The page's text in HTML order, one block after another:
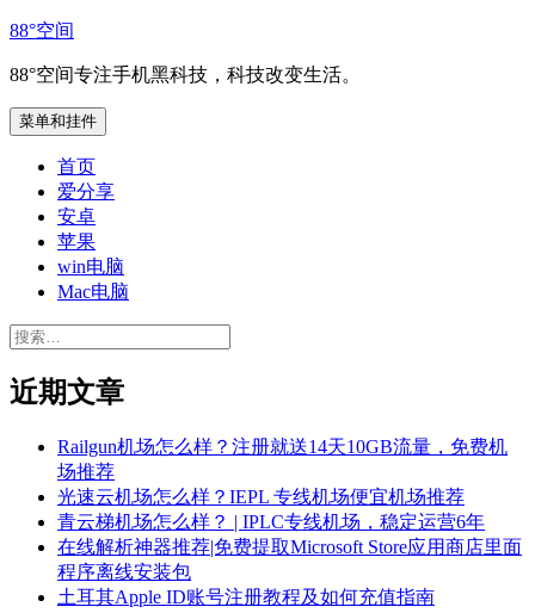
跳
内
容
88°空间
88°空间专注手机黑科技，科技改变生活。
菜单和挂件
首页
爱分享
安卓
苹果
win电脑
Mac电脑
搜
近期文章
Railgun机场怎么样？注册就送14天10GB流量，免费机
场推荐
光速云机场怎么样？IEPL 专线机场便宜机场推荐
青云梯机场怎么样？ | IPLC专线机场，稳定运营6年
在线解析神器推荐|免费提取Microsoft Store应用商店里面
程序离线安装包
土耳其Apple ID账号注册教程及如何充值指南